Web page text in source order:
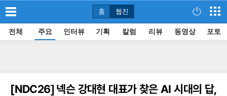
홈 웹진
전체 주요 인터뷰 기획 칼럼 리뷰 동영상 포토
[NDC26]넥슨 강대현 대표가 찾은 AI 시대의 답,